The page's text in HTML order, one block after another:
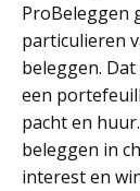
ProBeleggen
particulieren
beleggen.
een
pacht en
beleggen in
interest en